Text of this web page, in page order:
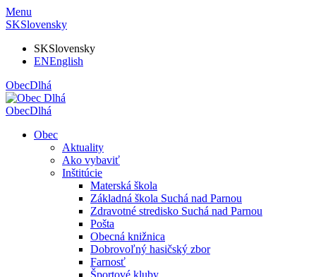
Menu
SKSlovensky
SKSlovensky
ENEnglish
ObecDlhá
ObecDlhá
Obec
Aktuality
Ako vybaviť
Inštitúcie
Materská škola
Základná škola Suchá nad Parnou
Zdravotné stredisko Suchá nad Parnou
Pošta
Obecná knižnica
Dobrovoľný hasičský zbor
Farnosť
Športové kluby